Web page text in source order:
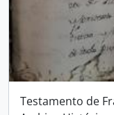
Testamento de